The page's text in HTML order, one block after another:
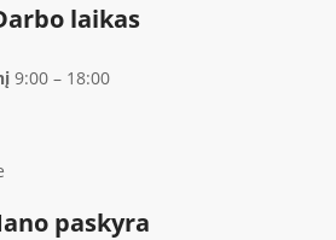
laikas
9:00 – 18:00
paskyra